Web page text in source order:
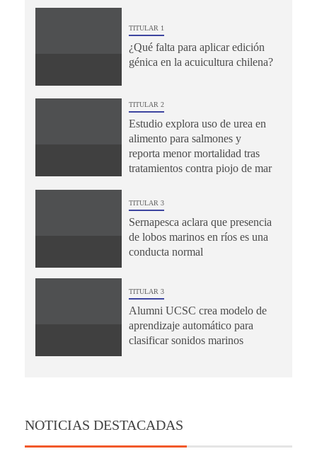
TITULAR 1
¿Qué falta para aplicar edición
génica en la acuicultura chilena?
TITULAR 2
Estudio explora uso de urea en
alimento para salmones y
reporta menor mortalidad tras
tratamientos contra piojo de mar
TITULAR 3
Sernapesca aclara que presencia
de lobos marinos en ríos es una
conducta normal
TITULAR 3
Alumni UCSC crea modelo de
aprendizaje automático para
clasificar sonidos marinos
NOTICIAS DESTACADAS